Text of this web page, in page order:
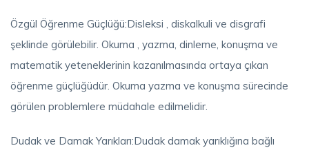
Özgül Öğrenme Güçlüğü:Disleksi , diskalkuli ve disgrafi
şeklinde görülebilir. Okuma , yazma, dinleme, konuşma ve
matematik yeteneklerinin kazanılmasında ortaya çıkan
öğrenme güçlüğüdür. Okuma yazma ve konuşma sürecinde
görülen problemlere müdahale edilmelidir.
Dudak ve Damak Yarıkları:Dudak damak yarıklığına bağlı